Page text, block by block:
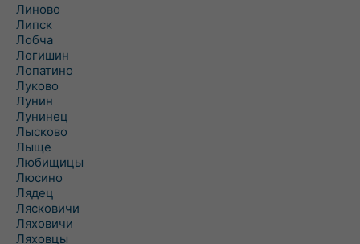
Линово
Липск
Лобча
Логишин
Лопатино
Луково
Лунин
Лунинец
Лысково
Лыще
Любищицы
Люсино
Лядец
Лясковичи
Ляховичи
Ляховцы